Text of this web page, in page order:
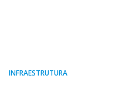
INFRAESTRUTURA